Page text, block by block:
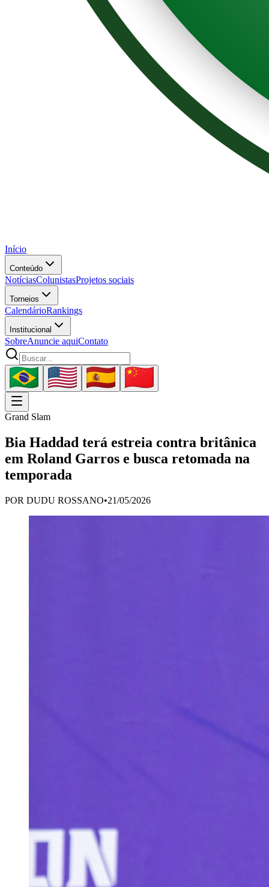
Início
Conteúdo
NotíciasColunistasProjetos sociais
Torneios
CalendárioRankings
Institucional
SobreAnuncie aquiContato
Grand Slam
Bia Haddad terá estreia contra britânica
em Roland Garros e busca retomada na
temporada
POR DUDU ROSSANO•21/05/2026